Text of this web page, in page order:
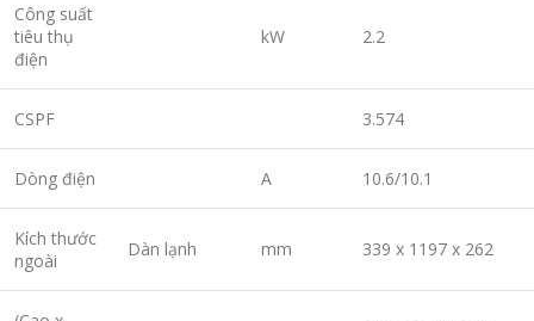
Công suất
tiêu thụ
điện
kW 2.2
CSPF 3.574
Dòng điện A 10.6/10.1
Kích thước
ngoài
Dàn lạnh mm 339 x 1197 x 262